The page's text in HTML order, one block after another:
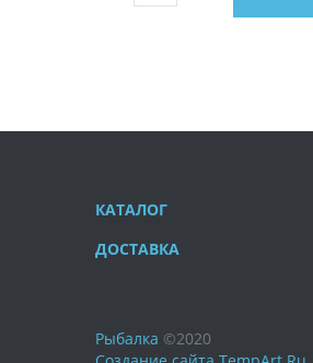
КАТАЛОГ
ДОСТАВКА
Рыбалка ©2020